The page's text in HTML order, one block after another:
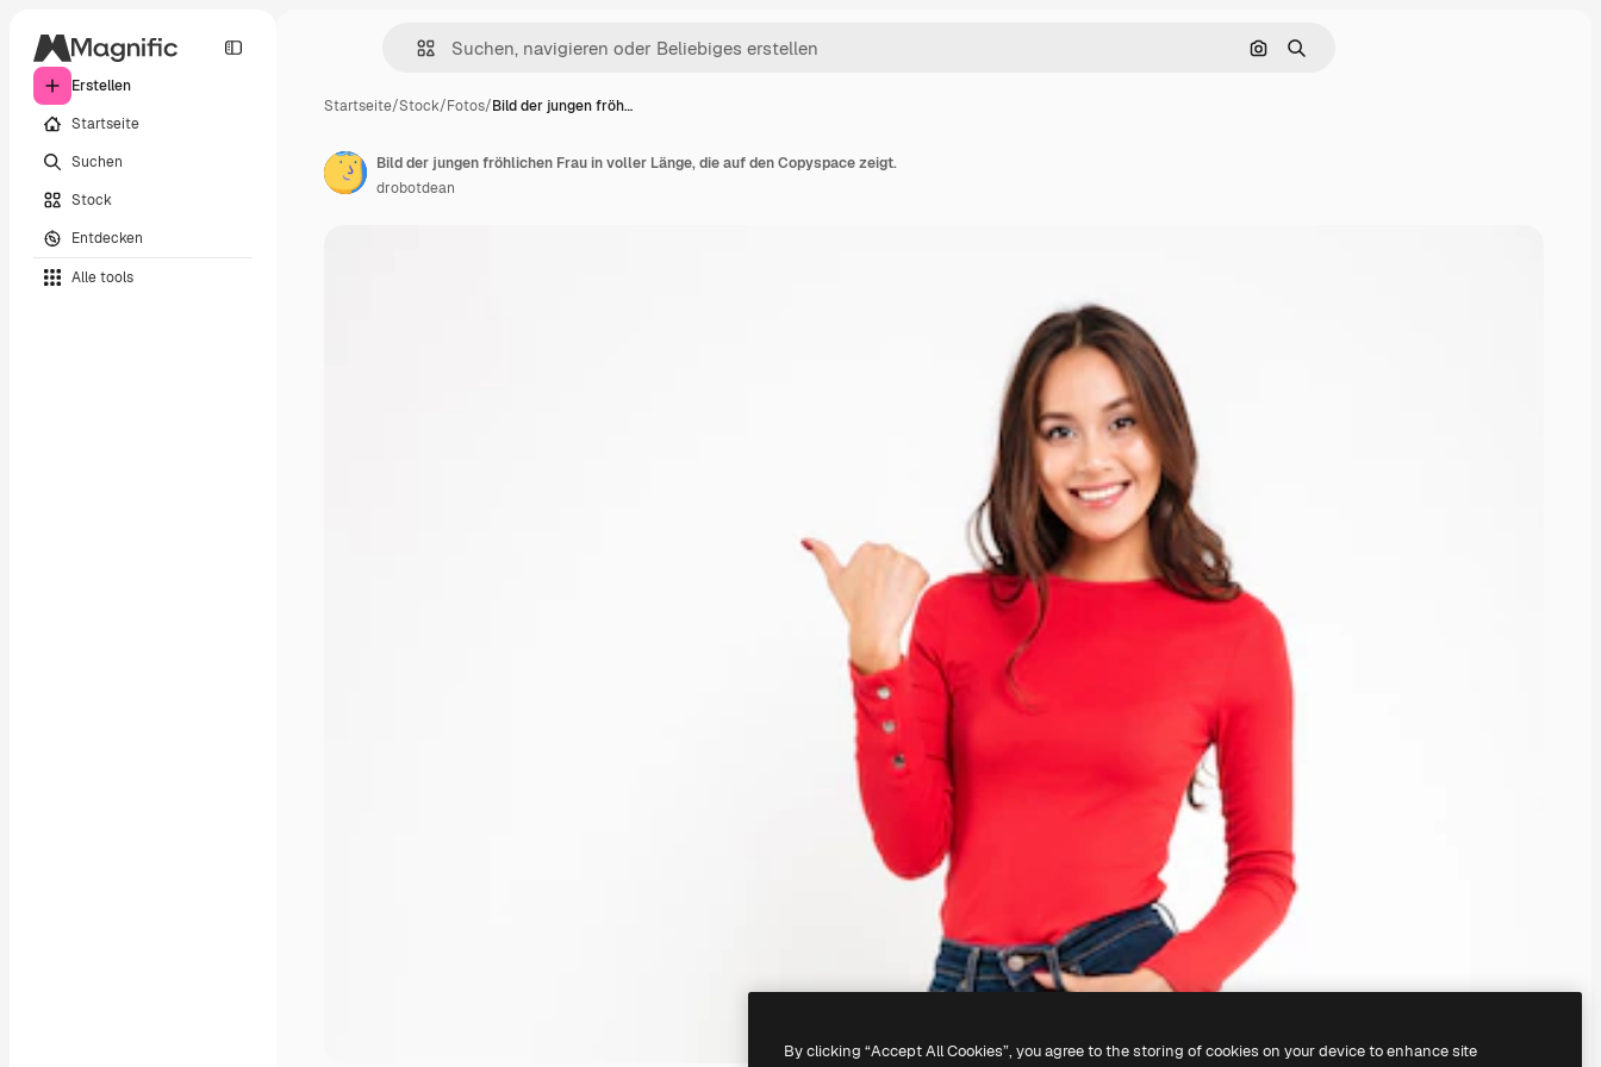
Erstellen
Startseite
Suchen
Stock
Entdecken
Alle tools
Nach Bild suchen
Suchen
Startseite/Stock/Fotos/Bild der jungen fröh…
Bild der jungen fröhlichen Frau in voller Länge, die auf den Copyspace zeigt.
drobotdean
By clicking “Accept All Cookies”, you agree to the storing of cookies on your device to enhance site